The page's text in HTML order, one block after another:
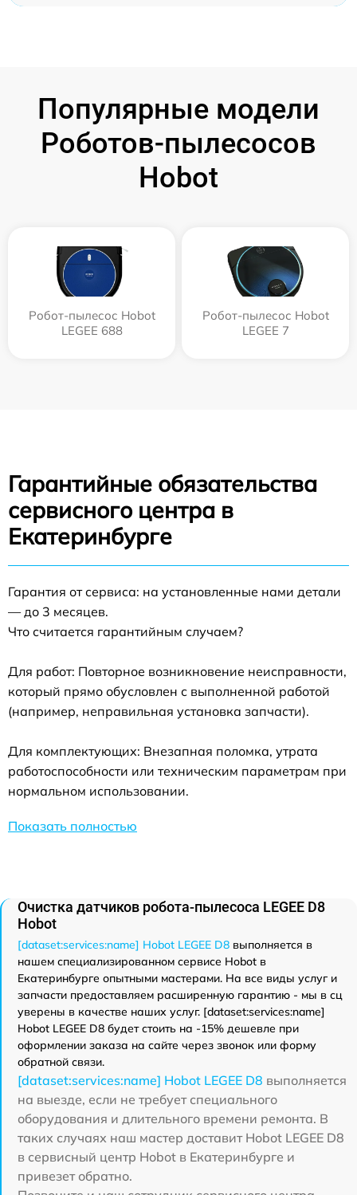
Популярные модели
Роботов-пылесосов
Hobot
Робот-пылесос Hobot
LEGEE 688
Робот-пылесос Hobot
LEGEE 7
Гарантийные обязательства
сервисного центра в
Екатеринбурге
Гарантия от сервиса: на установленные нами детали
— до 3 месяцев.
Что считается гарантийным случаем?
Для работ: Повторное возникновение неисправности,
который прямо обусловлен с выполненной работой
(например, неправильная установка запчасти).
Для комплектующих: Внезапная поломка, утрата
работоспособности или техническим параметрам при
нормальном использовании.
Показать полностью
Очистка датчиков робота-пылесоса LEGEE D8
Hobot
[dataset:services:name] Hobot LEGEE D8 выполняется в
нашем специализированном сервисе Hobot в
Екатеринбурге опытными мастерами. На все виды услуг и
запчасти предоставляем расширенную гарантию - мы в сц
уверены в качестве наших услуг. [dataset:services:name]
Hobot LEGEE D8 будет стоить на -15% дешевле при
оформлении заказа на сайте через звонок или форму
обратной связи.
[dataset:services:name] Hobot LEGEE D8 выполняется
на выезде, если не требует специального
оборудования и длительного времени ремонта. В
таких случаях наш мастер доставит Hobot LEGEE D8
в сервисный центр Hobot в Екатеринбурге и
привезет обратно.